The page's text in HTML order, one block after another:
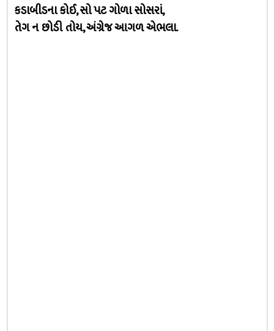
કડાબીડના કોઈ, સો પટ ગોળા સોસરાં,
તેગ ન છોડી તોય, અંગ્રેજ આગળ એભલા.